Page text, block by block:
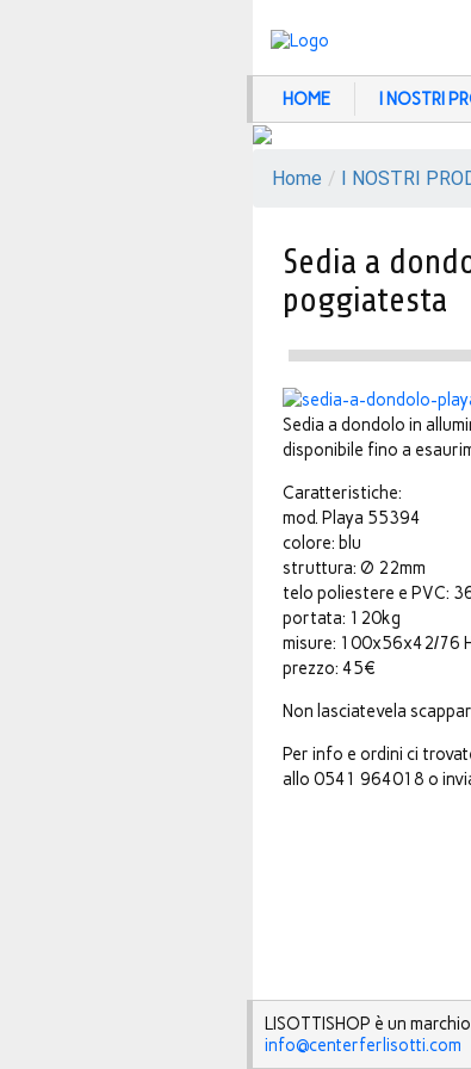
HOME I NOSTRI
Home / I NOSTRI
Sedia a
poggiatesta
Sedia a dondolo in
disponibile fino a
Caratteristiche:
mod. Playa 55394
colore: blu
struttura: Ø 22mm
telo poliestere e PVC:
portata: 120kg
misure: 100x56x42/76
prezzo: 45€
Non lasciatevela
Per info e ordini ci
allo 0541 964018 o
LISOTTISHOP è un
info@centerferlisotti.com